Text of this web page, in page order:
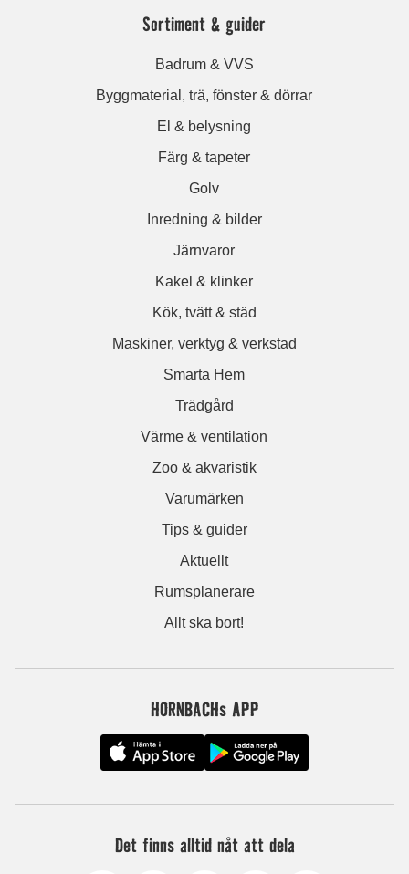
Sortiment & guider
Badrum & VVS
Byggmaterial, trä, fönster & dörrar
El & belysning
Färg & tapeter
Golv
Inredning & bilder
Järnvaror
Kakel & klinker
Kök, tvätt & städ
Maskiner, verktyg & verkstad
Smarta Hem
Trädgård
Värme & ventilation
Zoo & akvaristik
Varumärken
Tips & guider
Aktuellt
Rumsplanerare
Allt ska bort!
HORNBACHs APP
Det finns alltid nåt att dela